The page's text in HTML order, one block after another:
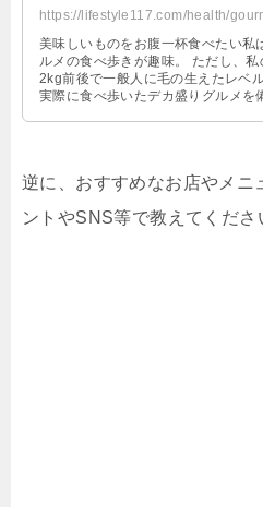
美味しいものをお腹一杯食べたい私
ルメの食べ歩きが趣味。 ただし、
2kg前後で一般人に毛の生えたレベ
実際に食べ歩いたデカ盛りグルメを
逆に、おすすめなお店やメニ
ントやSNS等で教えてくださ